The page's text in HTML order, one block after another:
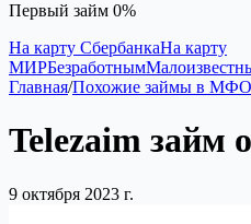
Первый займ 0%
На карту СбербанкаНа карту
МИРБезработным
Главная/Похожие займы в МФО
Telezaim займ
9 октября 2023 г.